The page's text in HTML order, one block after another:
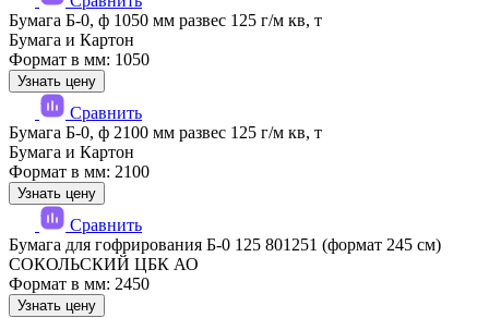
Бумага Б-0, ф 1050 мм развес 125 г/м кв, т
Бумага и Картон
Формат в мм: 1050
Узнать цену
Сравнить
Бумага Б-0, ф 2100 мм развес 125 г/м кв, т
Бумага и Картон
Формат в мм: 2100
Узнать цену
Сравнить
Бумага для гофрирования Б-0 125 801251 (формат 245 см)
СОКОЛЬСКИЙ ЦБК АО
Формат в мм: 2450
Узнать цену